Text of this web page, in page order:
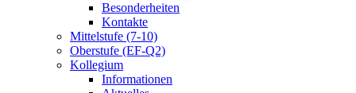
Besonderheiten
Kontakte
Mittelstufe (7-10)
Oberstufe (EF-Q2)
Kollegium
Informationen